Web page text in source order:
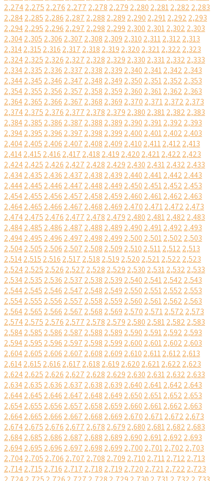
2,2742,275 2,276 2,277 2,278 2,279 2,280 2,2812,282 2,283
2,2842,285 2,286 2,287 2,288 2,289 2,290 2,2912,292 2,293
2,2942,295 2,296 2,297 2,298 2,299 2,300 2,3012,302 2,303
2,3042,305 2,306 2,307 2,308 2,309 2,310 2,3112,312 2,313
2,3142,315 2,316 2,317 2,318 2,319 2,320 2,3212,322 2,323
2,3242,325 2,326 2,327 2,328 2,329 2,330 2,3312,332 2,333
2,3342,335 2,336 2,337 2,338 2,339 2,340 2,3412,342 2,343
2,3442,345 2,346 2,347 2,348 2,349 2,350 2,3512,352 2,353
2,3542,355 2,356 2,357 2,358 2,359 2,360 2,3612,362 2,363
2,3642,365 2,366 2,367 2,368 2,369 2,370 2,3712,372 2,373
2,3742,375 2,376 2,377 2,378 2,379 2,380 2,3812,382 2,383
2,3842,385 2,386 2,387 2,388 2,389 2,390 2,3912,392 2,393
2,3942,395 2,396 2,397 2,398 2,399 2,400 2,4012,402 2,403
2,4042,405 2,406 2,407 2,408 2,409 2,410 2,4112,412 2,413
2,4142,415 2,416 2,417 2,418 2,419 2,420 2,4212,422 2,423
2,4242,425 2,426 2,427 2,428 2,429 2,430 2,4312,432 2,433
2,4342,435 2,436 2,437 2,438 2,439 2,440 2,4412,442 2,443
2,4442,445 2,446 2,447 2,448 2,449 2,450 2,4512,452 2,453
2,4542,455 2,456 2,457 2,458 2,459 2,460 2,4612,462 2,463
2,4642,465 2,466 2,467 2,468 2,469 2,470 2,4712,472 2,473
2,4742,475 2,476 2,477 2,478 2,479 2,480 2,4812,482 2,483
2,4842,485 2,486 2,487 2,488 2,489 2,490 2,4912,492 2,493
2,4942,495 2,496 2,497 2,498 2,499 2,500 2,5012,502 2,503
2,5042,505 2,506 2,507 2,508 2,509 2,510 2,5112,512 2,513
2,5142,515 2,516 2,517 2,518 2,519 2,520 2,5212,522 2,523
2,5242,525 2,526 2,527 2,528 2,529 2,530 2,5312,532 2,533
2,5342,535 2,536 2,537 2,538 2,539 2,540 2,5412,542 2,543
2,5442,545 2,546 2,547 2,548 2,549 2,550 2,5512,552 2,553
2,5542,555 2,556 2,557 2,558 2,559 2,560 2,5612,562 2,563
2,5642,565 2,566 2,567 2,568 2,569 2,570 2,5712,572 2,573
2,5742,575 2,576 2,577 2,578 2,579 2,580 2,5812,582 2,583
2,5842,585 2,586 2,587 2,588 2,589 2,590 2,5912,592 2,593
2,5942,595 2,596 2,597 2,598 2,599 2,600 2,6012,602 2,603
2,6042,605 2,606 2,607 2,608 2,609 2,610 2,6112,612 2,613
2,6142,615 2,616 2,617 2,618 2,619 2,620 2,6212,622 2,623
2,6242,625 2,626 2,627 2,628 2,629 2,630 2,6312,632 2,633
2,6342,635 2,636 2,637 2,638 2,639 2,640 2,6412,642 2,643
2,6442,645 2,646 2,647 2,648 2,649 2,650 2,6512,652 2,653
2,6542,655 2,656 2,657 2,658 2,659 2,660 2,6612,662 2,663
2,6642,665 2,666 2,667 2,668 2,669 2,670 2,6712,672 2,673
2,6742,675 2,676 2,677 2,678 2,679 2,680 2,6812,682 2,683
2,6842,685 2,686 2,687 2,688 2,689 2,690 2,6912,692 2,693
2,6942,695 2,696 2,697 2,698 2,699 2,700 2,7012,702 2,703
2,7042,705 2,706 2,707 2,708 2,709 2,710 2,7112,712 2,713
2,7142,715 2,716 2,717 2,718 2,719 2,720 2,7212,722 2,723